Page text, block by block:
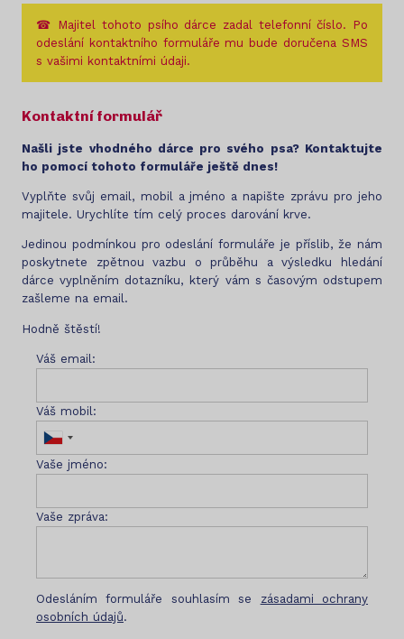
☎ Majitel tohoto psího dárce zadal telefonní číslo. Po
odeslání kontaktního formuláře mu bude doručena SMS
s vašimi kontaktními údaji.
Kontaktní formulář
Našli jste vhodného dárce pro svého psa? Kontaktujte
ho pomocí tohoto formuláře ještě dnes!
Vyplňte svůj email, mobil a jméno a napište zprávu pro jeho
majitele. Urychlíte tím celý proces darování krve.
Jedinou podmínkou pro odeslání formuláře je příslib, že nám
poskytnete zpětnou vazbu o průběhu a výsledku hledání
dárce vyplněním dotazníku, který vám s časovým odstupem
zašleme na email.
Hodně štěstí!
Váš email:
Váš mobil:
Vaše jméno:
Vaše zpráva:
Odesláním formuláře souhlasím se zásadami ochrany
osobních údajů.